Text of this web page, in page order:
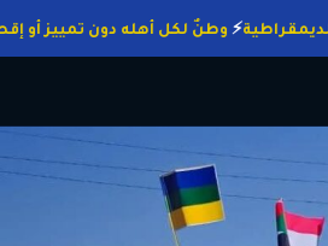
• الديمقراطية وطنٌ لكل أهله دون